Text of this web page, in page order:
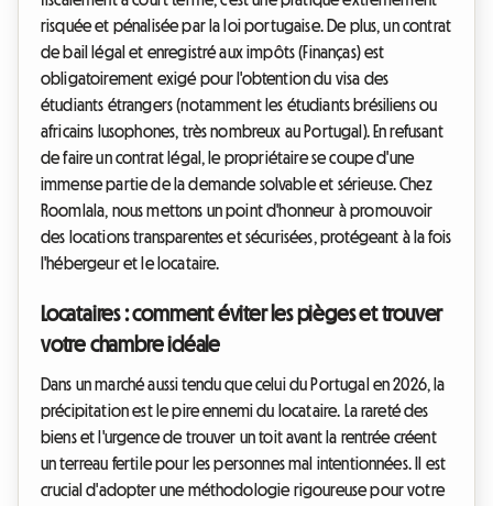
risquée et pénalisée par la loi portugaise. De plus, un contrat
de bail légal et enregistré aux impôts (Finanças) est
obligatoirement exigé pour l'obtention du visa des
étudiants étrangers (notamment les étudiants brésiliens ou
africains lusophones, très nombreux au Portugal). En refusant
de faire un contrat légal, le propriétaire se coupe d'une
immense partie de la demande solvable et sérieuse. Chez
Roomlala, nous mettons un point d'honneur à promouvoir
des locations transparentes et sécurisées, protégeant à la fois
l'hébergeur et le locataire.
Locataires : comment éviter les pièges et trouver
votre chambre idéale
Dans un marché aussi tendu que celui du Portugal en 2026, la
précipitation est le pire ennemi du locataire. La rareté des
biens et l'urgence de trouver un toit avant la rentrée créent
un terreau fertile pour les personnes mal intentionnées. Il est
crucial d'adopter une méthodologie rigoureuse pour votre